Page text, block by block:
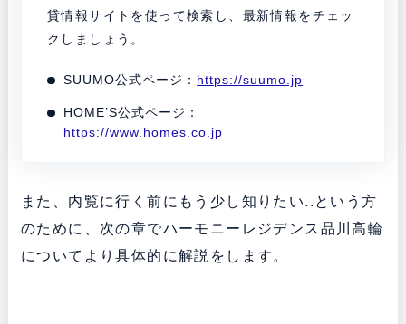
貸情報サイトを使って検索し、最新情報をチェッ
クしましょう。
SUUMO公式ページ： https://suumo.jp
HOME’S公式ページ：
https://www.homes.co.jp
また、内覧に行く前にもう少し知りたい..という方
のために、次の章でハーモニーレジデンス品川高輪
についてより具体的に解説をします。